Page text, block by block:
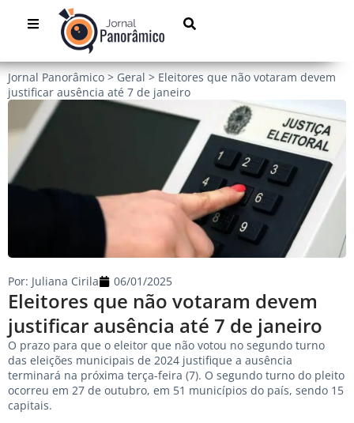
Jornal Panorâmico > Geral > Eleitores que não votaram devem
justificar ausência até 7 de janeiro
Eleitores que não votaram devem
justificar ausência até 7 de janeiro
Por: Juliana Cirila 06/01/2025
O prazo para que o eleitor que não votou no segundo turno
das eleições municipais de 2024 justifique a ausência
terminará na próxima terça-feira (7). O segundo turno do pleito
ocorreu em 27 de outubro, em 51 municípios do país, sendo 15
capitais.